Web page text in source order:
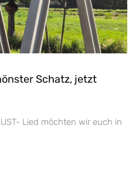
Schatz, jetzt
Lied möchten wir euch in